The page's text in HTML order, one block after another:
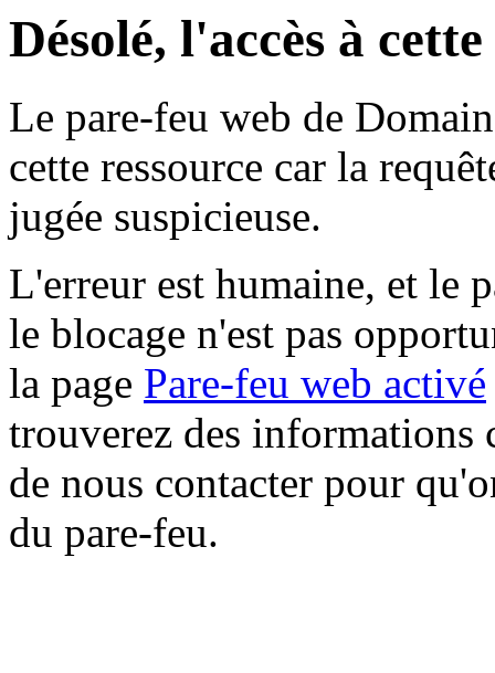
Désolé, l'accès à
Le pare-feu web de
cette ressource car la
jugée suspicieuse.
L'erreur est humaine, et le
le blocage n'est pas
la page Pare-feu web activé
trouverez des informations
de nous contacter pour
du pare-feu.